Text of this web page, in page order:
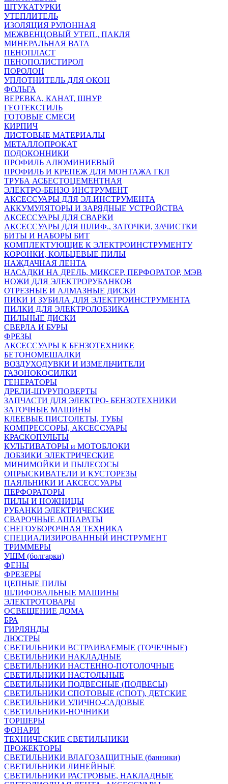
ШТУКАТУРКИ
УТЕПЛИТЕЛЬ
ИЗОЛЯЦИЯ РУЛОННАЯ
МЕЖВЕНЦОВЫЙ УТЕП., ПАКЛЯ
МИНЕРАЛЬНАЯ ВАТА
ПЕНОПЛАСТ
ПЕНОПОЛИСТИРОЛ
ПОРОЛОН
УПЛОТНИТЕЛЬ ДЛЯ ОКОН
ФОЛЬГА
ВЕРЕВКА, КАНАТ, ШНУР
ГЕОТЕКСТИЛЬ
ГОТОВЫЕ СМЕСИ
КИРПИЧ
ЛИСТОВЫЕ МАТЕРИАЛЫ
МЕТАЛЛОПРОКАТ
ПОДОКОННИКИ
ПРОФИЛЬ АЛЮМИНИЕВЫЙ
ПРОФИЛЬ И КРЕПЕЖ ДЛЯ МОНТАЖА ГКЛ
ТРУБА АСБЕСТОЦЕМЕНТНАЯ
ЭЛЕКТРО-БЕНЗО ИНСТРУМЕНТ
АКСЕССУАРЫ ДЛЯ ЭЛ.ИНСТРУМЕНТА
АККУМУЛЯТОРЫ И ЗАРЯДНЫЕ УСТРОЙСТВА
АКСЕССУАРЫ ДЛЯ СВАРКИ
АКСЕССУАРЫ ДЛЯ ШЛИФ., ЗАТОЧКИ, ЗАЧИСТКИ
БИТЫ И НАБОРЫ БИТ
КОМПЛЕКТУЮЩИЕ К ЭЛЕКТРОИНСТРУМЕНТУ
КОРОНКИ, КОЛЬЦЕВЫЕ ПИЛЫ
НАЖДАЧНАЯ ЛЕНТА
НАСАДКИ НА ДРЕЛЬ, МИКСЕР, ПЕРФОРАТОР, МЭВ
НОЖИ ДЛЯ ЭЛЕКТРОРУБАНКОВ
ОТРЕЗНЫЕ И АЛМАЗНЫЕ ДИСКИ
ПИКИ И ЗУБИЛА ДЛЯ ЭЛЕКТРОИНСТРУМЕНТА
ПИЛКИ ДЛЯ ЭЛЕКТРОЛОБЗИКА
ПИЛЬНЫЕ ДИСКИ
СВЕРЛА И БУРЫ
ФРЕЗЫ
АКСЕССУАРЫ К БЕНЗОТЕХНИКЕ
БЕТОНОМЕШАЛКИ
ВОЗДУХОДУВКИ И ИЗМЕЛЬЧИТЕЛИ
ГАЗОНОКОСИЛКИ
ГЕНЕРАТОРЫ
ДРЕЛИ-ШУРУПОВЕРТЫ
ЗАПЧАСТИ ДЛЯ ЭЛЕКТРО- БЕНЗОТЕХНИКИ
ЗАТОЧНЫЕ МАШИНЫ
КЛЕЕВЫЕ ПИСТОЛЕТЫ, ТУБЫ
КОМПРЕССОРЫ, АКСЕССУАРЫ
КРАСКОПУЛЬТЫ
КУЛЬТИВАТОРЫ и МОТОБЛОКИ
ЛОБЗИКИ ЭЛЕКТРИЧЕСКИЕ
МИНИМОЙКИ И ПЫЛЕСОСЫ
ОПРЫСКИВАТЕЛИ И КУСТОРЕЗЫ
ПАЯЛЬНИКИ И АКСЕССУАРЫ
ПЕРФОРАТОРЫ
ПИЛЫ И НОЖНИЦЫ
РУБАНКИ ЭЛЕКТРИЧЕСКИЕ
СВАРОЧНЫЕ АППАРАТЫ
СНЕГОУБОРОЧНАЯ ТЕХНИКА
СПЕЦИАЛИЗИРОВАННЫЙ ИНСТРУМЕНТ
ТРИММЕРЫ
УШМ (болгарки)
ФЕНЫ
ФРЕЗЕРЫ
ЦЕПНЫЕ ПИЛЫ
ШЛИФОВАЛЬНЫЕ МАШИНЫ
ЭЛЕКТРОТОВАРЫ
ОСВЕЩЕНИЕ ДОМА
БРА
ГИРЛЯНДЫ
ЛЮСТРЫ
СВЕТИЛЬНИКИ ВСТРАИВАЕМЫЕ (ТОЧЕЧНЫЕ)
СВЕТИЛЬНИКИ НАКЛАДНЫЕ
СВЕТИЛЬНИКИ НАСТЕННО-ПОТОЛОЧНЫЕ
СВЕТИЛЬНИКИ НАСТОЛЬНЫЕ
СВЕТИЛЬНИКИ ПОДВЕСНЫЕ (ПОДВЕСЫ)
СВЕТИЛЬНИКИ СПОТОВЫЕ (СПОТ), ДЕТСКИЕ
СВЕТИЛЬНИКИ УЛИЧНО-САДОВЫЕ
СВЕТИЛЬНИКИ-НОЧНИКИ
ТОРШЕРЫ
ФОНАРИ
ТЕХНИЧЕСКИЕ СВЕТИЛЬНИКИ
ПРОЖЕКТОРЫ
СВЕТИЛЬНИКИ ВЛАГОЗАЩИТНЫЕ (банники)
СВЕТИЛЬНИКИ ЛИНЕЙНЫЕ
СВЕТИЛЬНИКИ РАСТРОВЫЕ, НАКЛАДНЫЕ